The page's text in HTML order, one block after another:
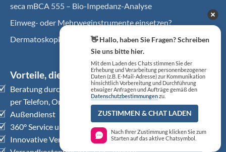
seca mBCA 555 – Bio-Impedanz-Analyse
Einweg- oder Mehrweginstrumente einsetzen?
Dermatoskopie in der Allgemeinarztpraxis
Vorteile, die überzeugen
Beratung durch Medizinprodukte-Profis
per Telefon, Online-Chat, Videobesprechung
Außendienst
360° Service und Dienstleistungen
Innovative Versorgungskonzepte
👋 Hallo, haben Sie Fragen? Schreiben
Sie uns bitte hier.
Mit dem Laden des Chats stimmen Sie der
Erhebung und Verarbeitung personenbezogener
Daten (z.B. E-Mail-Adresse) zur Kommunikation
hinsichtlich Vorbereitung und Durchführung
etwaiger Anfragen und Aufträge gemäß den
Datenschutzbestimmungenzu.
ZUSTIMMEN & CHAT LADEN
Nach Ihrer Zustimmung klicken Sie zum
Starten auf das aktive Chatsymbol.